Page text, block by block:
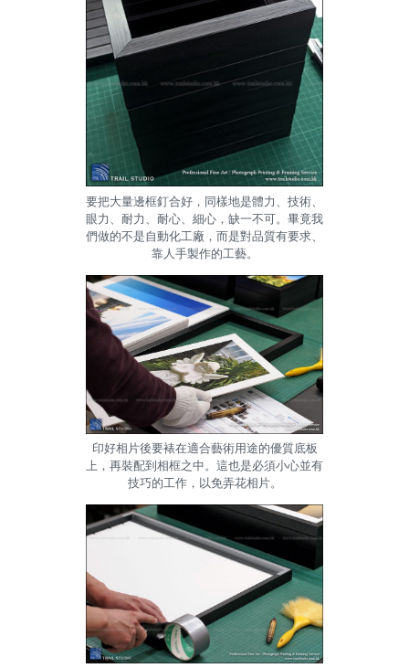
要把大量邊框釘合好，同樣地是體力、技術、
眼力、耐力、耐心、細心，缺一不可。畢竟我
們做的不是自動化工廠，而是對品質有要求、
靠人手製作的工藝。
印好相片後要裱在適合藝術用途的優質底板
上，再裝配到相框之中。這也是必須小心並有
技巧的工作，以免弄花相片。